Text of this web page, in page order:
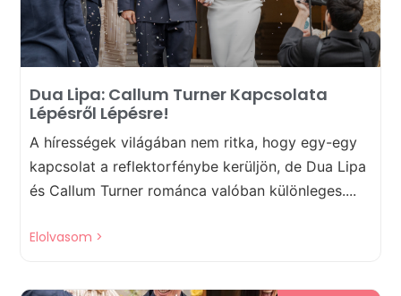
Dua Lipa: Callum Turner Kapcsolata
Lépésről Lépésre!
A hírességek világában nem ritka, hogy egy-egy
kapcsolat a reflektorfénybe kerüljön, de Dua Lipa
és Callum Turner románca valóban különleges....
Elolvasom >